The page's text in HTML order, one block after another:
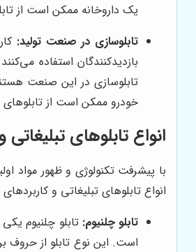
یک داروخانه ممکن است از
تابلوسازی در صنعت تولید:
بازدیدکنندگان استفاده
تابلوسازی در این صنعت
خودرو ممکن است از تابلوهای
انواع تابلوهای تبلیغاتی
با پیشرفت تکنولوژی و ظهور مواد
انواع تابلوهای تبلیغاتی و
تابلو چلنیوم: تابلو چلنیوم
است. این نوع تابلو از حروف